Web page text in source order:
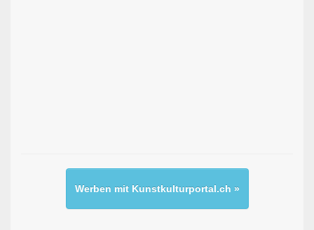
Werben mit Kunstkulturportal.ch »